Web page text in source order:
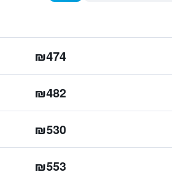
₪474
₪482
₪530
₪553